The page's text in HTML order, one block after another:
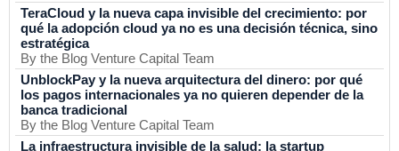
TeraCloud y la nueva capa invisible del crecimiento: por
qué la adopción cloud ya no es una decisión técnica, sino
estratégica
By the Blog Venture Capital Team
UnblockPay y la nueva arquitectura del dinero: por qué
los pagos internacionales ya no quieren depender de la
banca tradicional
By the Blog Venture Capital Team
La infraestructura invisible de la salud: la startup